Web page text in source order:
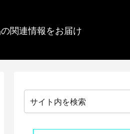
関連情報をお届け